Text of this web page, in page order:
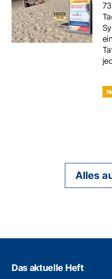
Alles
Das aktuelle Heft